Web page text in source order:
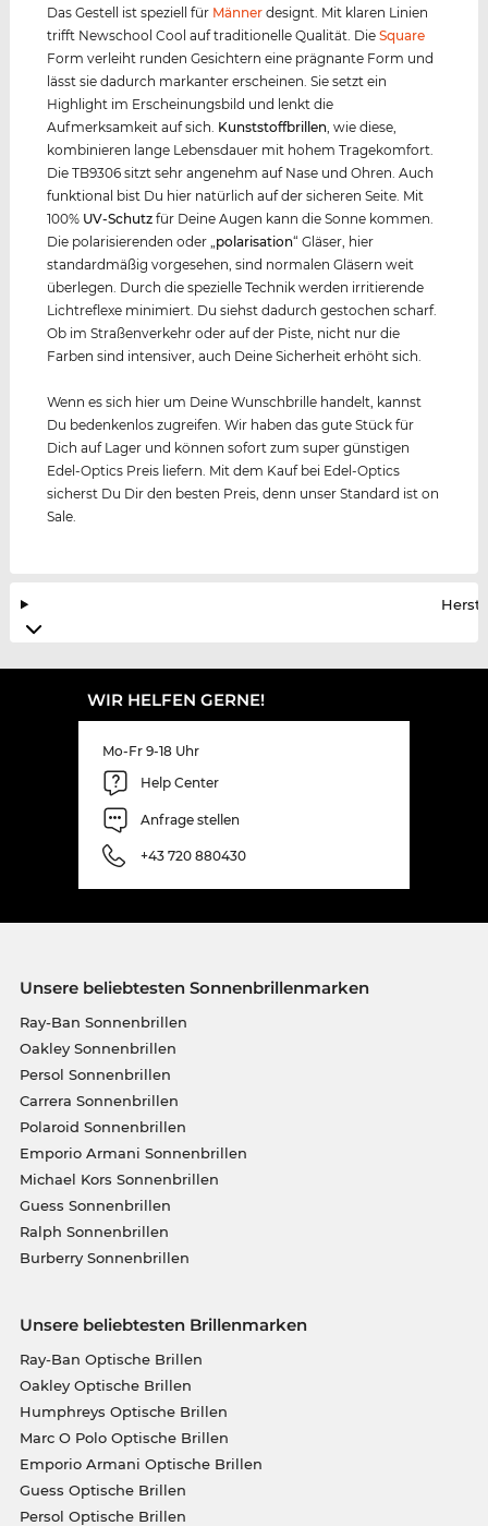
Das Gestell ist speziell für Männer designt. Mit klaren Linien
trifft Newschool Cool auf traditionelle Qualität. DieSquare
Form verleiht runden Gesichtern eine prägnante Form und
lässt sie dadurch markanter erscheinen. Sie setzt ein
Highlight im Erscheinungsbild und lenkt die
Aufmerksamkeit auf sich. Kunststoffbrillen , wie diese,
kombinieren lange Lebensdauer mit hohem Tragekomfort.
Die TB9306 sitzt sehr angenehm auf Nase und Ohren. Auch
funktional bist Du hier natürlich auf der sicheren Seite. Mit
100% UV-Schutz für Deine Augen kann die Sonne kommen.
Die polarisierenden oder „ polarisation“ Gläser, hier
standardmäßig vorgesehen, sind normalen Gläsern weit
überlegen. Durch die spezielle Technik werden irritierende
Lichtreflexe minimiert. Du siehst dadurch gestochen scharf.
Ob im Straßenverkehr oder auf der Piste, nicht nur die
Farben sind intensiver, auch Deine Sicherheit erhöht sich.
Wenn es sich hier um Deine Wunschbrille handelt, kannst
Du bedenkenlos zugreifen. Wir haben das gute Stück für
Dich auf Lager und können sofort zum super günstigen
Edel-Optics Preis liefern. Mit dem Kauf bei Edel-Optics
sicherst Du Dir den besten Preis, denn unser Standard ist on
Sale.
WIR HELFEN GERNE!
Mo-Fr 9-18 Uhr
Help Center
Anfrage stellen
+43 720 880430
Unsere beliebtesten Sonnenbrillenmarken
Ray-Ban Sonnenbrillen
Oakley Sonnenbrillen
Persol Sonnenbrillen
Carrera Sonnenbrillen
Polaroid Sonnenbrillen
Emporio Armani Sonnenbrillen
Michael Kors Sonnenbrillen
Guess Sonnenbrillen
Ralph Sonnenbrillen
Burberry Sonnenbrillen
Unsere beliebtesten Brillenmarken
Ray-Ban Optische Brillen
Oakley Optische Brillen
Humphreys Optische Brillen
Marc O Polo Optische Brillen
Emporio Armani Optische Brillen
Guess Optische Brillen
Persol Optische Brillen